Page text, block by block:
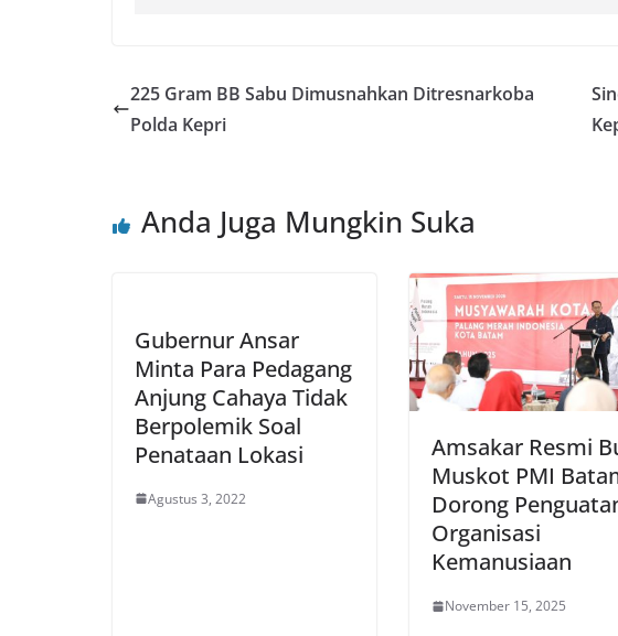
225 Gram BB Sabu Dimusnahkan Ditresnarkoba
Polda Kepri
Anda Juga Mungkin Suka
Gubernur Ansar
Minta Para Pedagang
Anjung Cahaya Tidak
Berpolemik Soal
Penataan Lokasi
Agustus 3, 2022
Amsakar Resmi
Muskot PMI
Dorong
Organisasi
Kemanusiaan
November 15, 2025